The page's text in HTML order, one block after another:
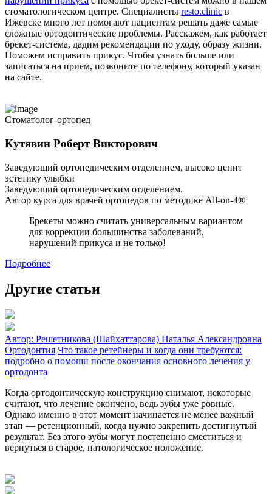
стоматологическом центре. Специалисты resto.clinic в
Ижевске много лет помогают пациентам решать даже самые
сложные ортодонтические проблемы. Расскажем, как работает
брекет-система, дадим рекомендации по уходу, образу жизни.
Поможем исправить прикус. Чтобы узнать больше или
записаться на прием, позвоните по телефону, который указан
на сайте.
Стоматолог-ортопед
Кутявин Роберт Викторович
Заведующий ортопедическим отделением, высоко ценит
эстетику улыбки
Заведующий ортопедическим отделением.
Автор курса для врачей ортопедов по методике All-on-4®
Брекеты можно считать универсальным вариантом
для коррекции большинства заболеваний,
нарушений прикуса и не только!
Подробнее
Другие статьи
Автор: Решетникова (Шайхаттарова) Наталья Александровна
Ортодонтия Что такое ретейнеры и когда они требуются:
подробно о помощи после окончания основного лечения у
ортодонта
Когда ортодонтическую конструкцию снимают, некоторые
считают, что лечение окончено, ведь зубы уже ровные.
Однако именно в этот момент начинается не менее важный
этап — ретенционный, когда нужно закрепить достигнутый
результат. Без этого зубы могут постепенно сместиться и
вернуться в старое, патологическое положение.